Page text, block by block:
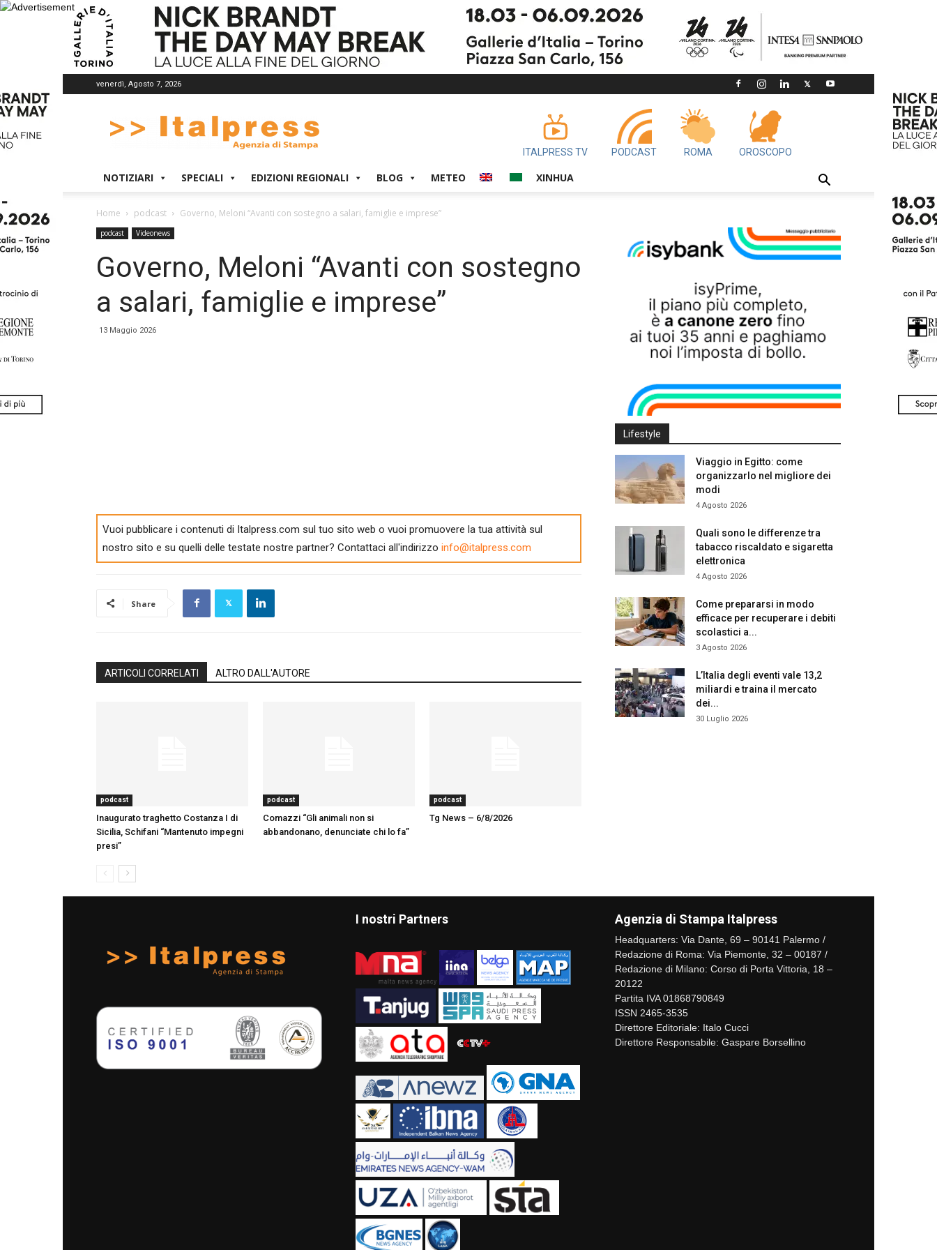
venerdì, Agosto 7, 2026
ITALPRESS TV PODCAST ROMA OROSCOPO
NOTIZIARI SPECIALI EDIZIONI REGIONALI BLOG METEO XINHUA
Home podcast Governo, Meloni “Avanti con sostegno a salari, famiglie e imprese”
podcast Videonews
Governo, Meloni “Avanti con sostegno
a salari, famiglie e imprese”
13 Maggio 2026
Vuoi pubblicare i contenuti di Italpress.com sul tuo sito web o vuoi promuovere la tua attività sul
nostro sito e su quelli delle testate nostre partner? Contattaci all'indirizzo info@italpress.com
Share
ARTICOLI CORRELATI ALTRO DALL'AUTORE
podcast
Inaugurato traghetto Costanza I di
Sicilia, Schifani “Mantenuto impegni
presi”
podcast
Comazzi “Gli animali non si
abbandonano, denunciate chi lo fa”
podcast
Tg News – 6/8/2026
Lifestyle
Viaggio in Egitto: come
organizzarlo nel migliore dei
modi
4 Agosto 2026
Quali sono le differenze tra
tabacco riscaldato e sigaretta
elettronica
4 Agosto 2026
Come prepararsi in modo
efficace per recuperare i debiti
scolastici a...
3 Agosto 2026
L’Italia degli eventi vale 13,2
miliardi e traina il mercato
dei...
30 Luglio 2026
I nostri Partners Agenzia di Stampa Italpress
Headquarters: Via Dante, 69 – 90141 Palermo /
Redazione di Roma: Via Piemonte, 32 – 00187 /
Redazione di Milano: Corso di Porta Vittoria, 18 –
20122
Partita IVA 01868790849
ISSN 2465-3535
Direttore Editoriale: Italo Cucci
Direttore Responsabile: Gaspare Borsellino